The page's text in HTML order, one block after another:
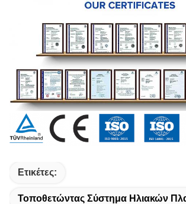
Ετικέτες:
Τοποθετώντας Σύστημα Ηλιακών